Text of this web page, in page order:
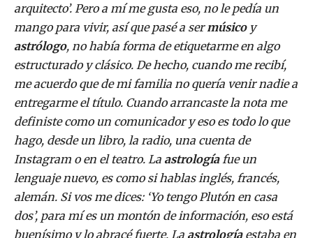
arquitecto’. Pero a mí me gusta eso, no le pedía un
mango para vivir, así que pasé a ser músicoy
astrólogo, no había forma de etiquetarme en algo
estructurado y clásico. De hecho, cuando me recibí,
me acuerdo que de mi familia no quería venir nadie a
entregarme el título. Cuando arrancaste la nota me
definiste como un comunicador y eso es todo lo que
hago, desde un libro, la radio, una cuenta de
Instagram o en el teatro. La astrología fue un
lenguaje nuevo, es como si hablas inglés, francés,
alemán. Si vos me dices: ‘Yo tengo Plutón en casa
dos’, para mí es un montón de información, eso está
buenísimo y lo abracé fuerte. La astrologíaestaba en